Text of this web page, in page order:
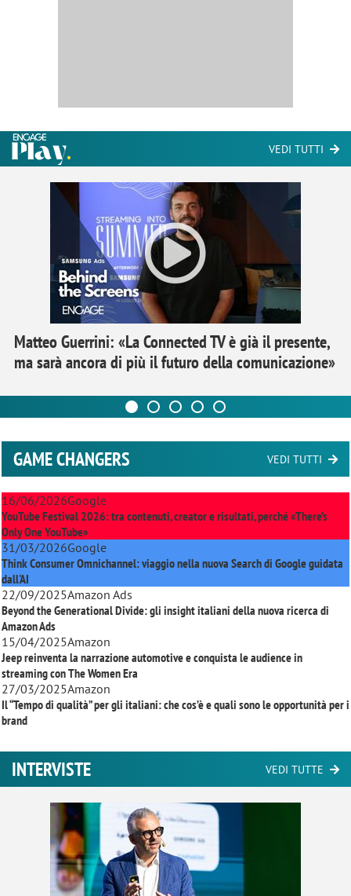
VEDI TUTTI
Matteo Guerrini: «La Connected TV è già il presente,
ma sarà ancora di più il futuro della comunicazione»
GAME CHANGERS VEDI TUTTI
16/06/2026Google
YouTube Festival 2026: tra contenuti, creator e risultati, perché «There’s
Only One YouTube»
31/03/2026Google
Think Consumer Omnichannel: viaggio nella nuova Search di Google guidata
dall'AI
22/09/2025Amazon Ads
Beyond the Generational Divide: gli insight italiani della nuova ricerca di
Amazon Ads
15/04/2025Amazon
Jeep reinventa la narrazione automotive e conquista le audience in
streaming conThe Women Era
27/03/2025Amazon
Il “Tempo di qualità” per gli italiani: che cos’è e quali sono le opportunità per i
brand
INTERVISTE VEDI TUTTE